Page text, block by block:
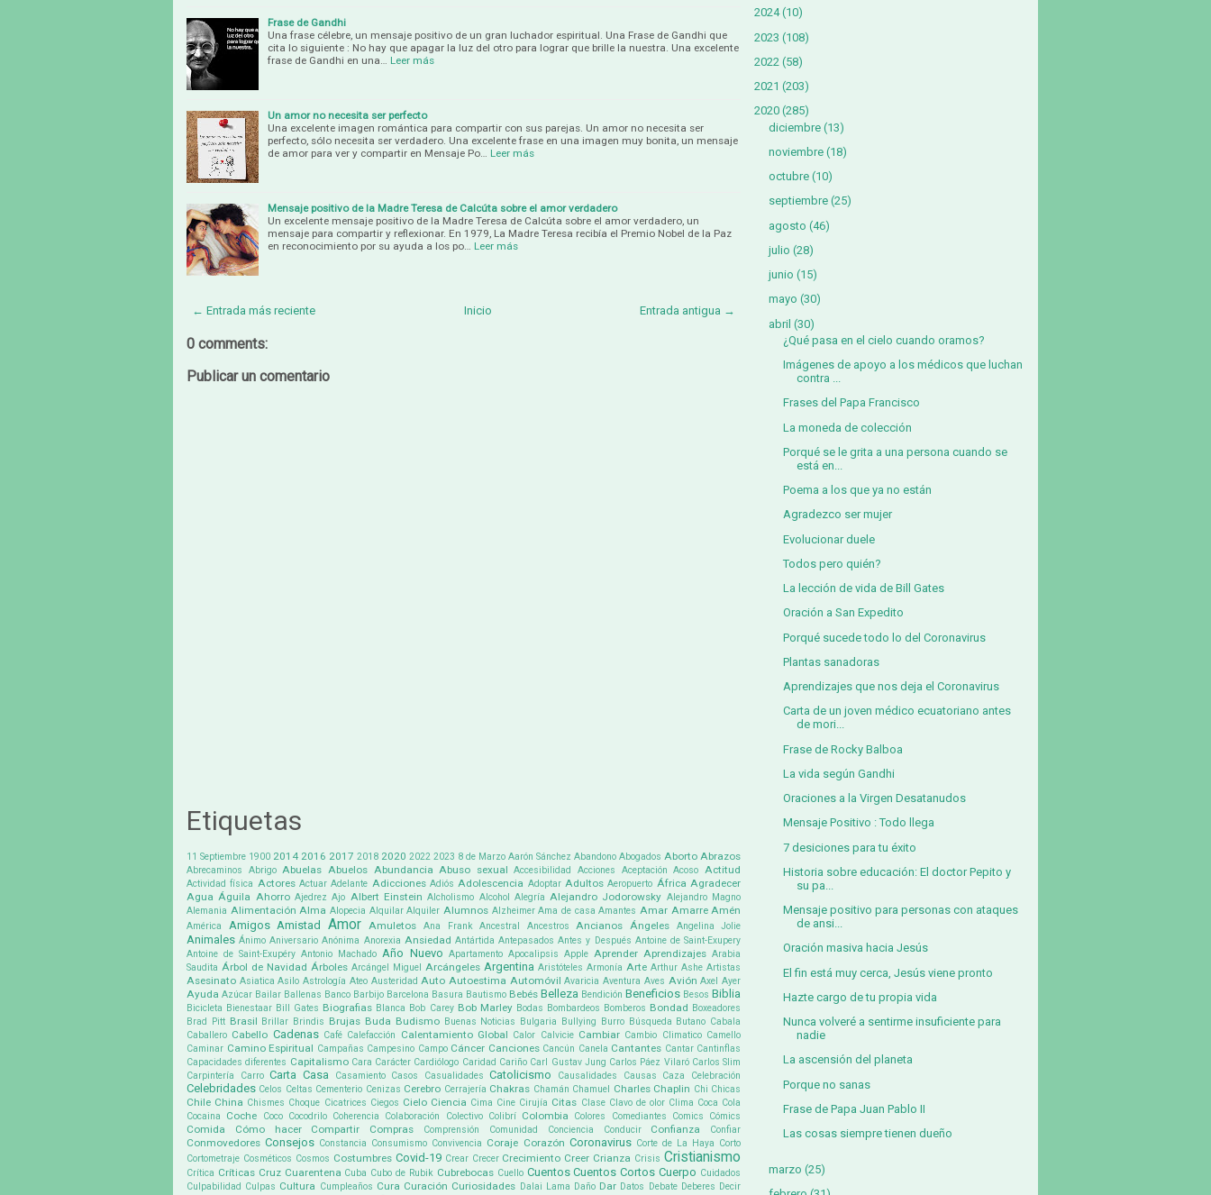
Frase de Gandhi
Una frase célebre, un mensaje positivo de un gran luchador espiritual. Una Frase de Gandhi que
cita lo siguiente : No hay que apagar la luz del otro para lograr que brille la nuestra. Una excelente
frase de Gandhi en una…
Leer más
Un amor no necesita ser perfecto
Una excelente imagen romántica para compartir con sus parejas. Un amor no necesita ser
perfecto, sólo necesita ser verdadero. Una excelente frase en una imagen muy bonita, un mensaje
de amor para ver y compartir en Mensaje Po…
Leer más
Mensaje positivo de la Madre Teresa de Calcúta sobre el amor verdadero
Un excelente mensaje positivo de la Madre Teresa de Calcúta sobre el amor verdadero, un
mensaje para compartir y reflexionar. En 1979, La Madre Teresa recibía el Premio Nobel de la Paz
en reconocimiento por su ayuda a los po…
Leer más
← Entrada más reciente Entrada antigua →
Inicio
0 comments:
Publicar un comentario
Etiquetas
11 Septiembre 1900 2014 2016 2017 2018 2020 2022 2023 8 de Marzo Aarón Sánchez Abandono Abogados Aborto Abrazos
Abrecaminos Abrigo Abuelas Abuelos Abundancia Abuso sexual Accesibilidad Acciones Aceptación Acoso Actitud
Actividad física Actores Actuar Adelante Adicciones Adiós Adolescencia Adoptar Adultos Aeropuerto África Agradecer
Agua Águila Ahorro Ajedrez Ajo Albert Einstein Alcholismo Alcohol Alegría Alejandro Jodorowsky Alejandro Magno
Alemania Alimentación Alma Alopecia Alquilar Alquiler Alumnos Alzheimer Ama de casa Amantes Amar Amarre Amén
América Amigos Amistad Amor Amuletos Ana Frank Ancestral Ancestros Ancianos Ángeles Angelina Jolie
Animales Ánimo Aniversario Anónima Anorexia Ansiedad Antártida Antepasados Antes y Después Antoine de Saint-Exupery
Antoine de Saint-Exupéry Antonio Machado Año Nuevo Apartamento Apocalipsis Apple Aprender Aprendizajes Arabia
Saudita Árbol de Navidad Árboles Arcángel Miguel Arcángeles Argentina Aristóteles Armonía Arte Arthur Ashe Artistas
Asesinato Asiatica Asilo Astrología Ateo Austeridad Auto Autoestima Automóvil Avaricia Aventura Aves Avión Axel Ayer
Ayuda Azúcar Bailar Ballenas Banco Barbijo Barcelona Basura Bautismo Bebés Belleza Bendición Beneficios Besos Biblia
Bicicleta Bienestaar Bill Gates Biografias Blanca Bob Carey Bob Marley Bodas Bombardeos Bomberos Bondad Boxeadores
Brad Pitt Brasil Brillar Brindis Brujas Buda Budismo Buenas Noticias Bulgaria Bullying Burro Búsqueda Butano Cabala
Caballero Cabello Cadenas Café Calefacción Calentamiento Global Calor Calvicie Cambiar Cambio Climatico Camello
Caminar Camino Espiritual Campañas Campesino Campo Cáncer Canciones Cancún Canela Cantantes Cantar Cantinflas
Capacidades diferentes Capitalismo Cara Carácter Cardiólogo Caridad Cariño Carl Gustav Jung Carlos Páez Vilaró Carlos Slim
Carpintería
Carro Carta Casa Casamiento Casos Casualidades Catolicismo Causalidades Causas Caza Celebración
Celebridades Celos Celtas Cementerio Cenizas Cerebro Cerrajería Chakras Chamán Chamuel Charles Chaplin Chi Chicas
Chile China Chismes Choque Cicatrices Ciegos Cielo Ciencia Cima Cine Cirujía Citas Clase Clavo de olor Clima Coca Cola
Cocaina
Coche Coco Cocodrilo Coherencia Colaboración Colectivo Colibrí Colombia Colores Comediantes Comics Cómics
Comida Cómo hacer Compartir Compras Comprensión Comunidad Conciencia Conducir Confianza Confiar
Conmovedores Consejos Constancia Consumismo Convivencia Coraje Corazón Coronavirus Corte de La Haya Corto
Cortometraje Cosméticos Cosmos Costumbres Covid-19 Crear Crecer Crecimiento Creer Crianza Crisis Cristianismo
Crítica Críticas Cruz Cuarentena Cuba Cubo de Rubik Cubrebocas Cuello Cuentos Cuentos Cortos Cuerpo Cuidados
Culpabilidad Culpas Cultura Cumpleaños Cura Curación Curiosidades Dalai Lama Daño Dar Datos Debate Deberes Decir
2024 (10)
2023 (108)
2022 (58)
2021 (203)
2020 (285)
diciembre (13)
noviembre (18)
octubre (10)
septiembre (25)
agosto (46)
julio (28)
junio (15)
mayo (30)
abril (30)
¿Qué pasa en el cielo cuando oramos?
Imágenes de apoyo a los médicos que luchan
contra ...
Frases del Papa Francisco
La moneda de colección
Porqué se le grita a una persona cuando se
está en...
Poema a los que ya no están
Agradezco ser mujer
Evolucionar duele
Todos pero quién?
La lección de vida de Bill Gates
Oración a San Expedito
Porqué sucede todo lo del Coronavirus
Plantas sanadoras
Aprendizajes que nos deja el Coronavirus
Carta de un joven médico ecuatoriano antes
de mori...
Frase de Rocky Balboa
La vida según Gandhi
Oraciones a la Virgen Desatanudos
Mensaje Positivo : Todo llega
7 desiciones para tu éxito
Historia sobre educación: El doctor Pepito y
su pa...
Mensaje positivo para personas con ataques
de ansi...
Oración masiva hacia Jesús
El fin está muy cerca, Jesús viene pronto
Hazte cargo de tu propia vida
Nunca volveré a sentirme insuficiente para
nadie
La ascensión del planeta
Porque no sanas
Frase de Papa Juan Pablo II
Las cosas siempre tienen dueño
marzo (25)